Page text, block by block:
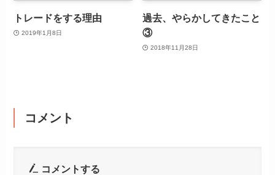
トレードをする理由
2019年1月8日
過去、やらかしてきたこと
③
2018年11月28日
コメント
コメントする